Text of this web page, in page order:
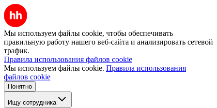
Мы используем файлы cookie, чтобы обеспечивать
правильную работу нашего веб-сайта и анализировать сетевой
трафик.
Правила использования файлов cookie
Мы используем файлы cookie. Правила использования
файлов cookie
Понятно
Ищу сотрудника